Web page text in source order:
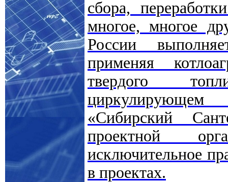
сбора,
многое, многое
России
применяя
твердого
«Сибирский
проектной
исключительное
в проектах.